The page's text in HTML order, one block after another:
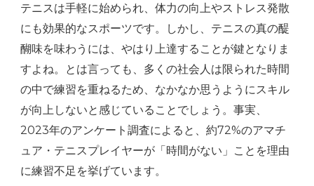
す
方
法
と
は？
へ
の
テニスは手軽に始められ、体力の向上やストレス発散
にも効果的なスポーツです。しかし、テニスの真の醍
醐味を味わうには、やはり上達することが鍵となりま
すよね。とは言っても、多くの社会人は限られた時間
の中で練習を重ねるため、なかなか思うようにスキル
が向上しないと感じていることでしょう。事実、
2023年のアンケート調査によると、約72%のアマチ
ュア・テニスプレイヤーが「時間がない」ことを理由
に練習不足を挙げています。